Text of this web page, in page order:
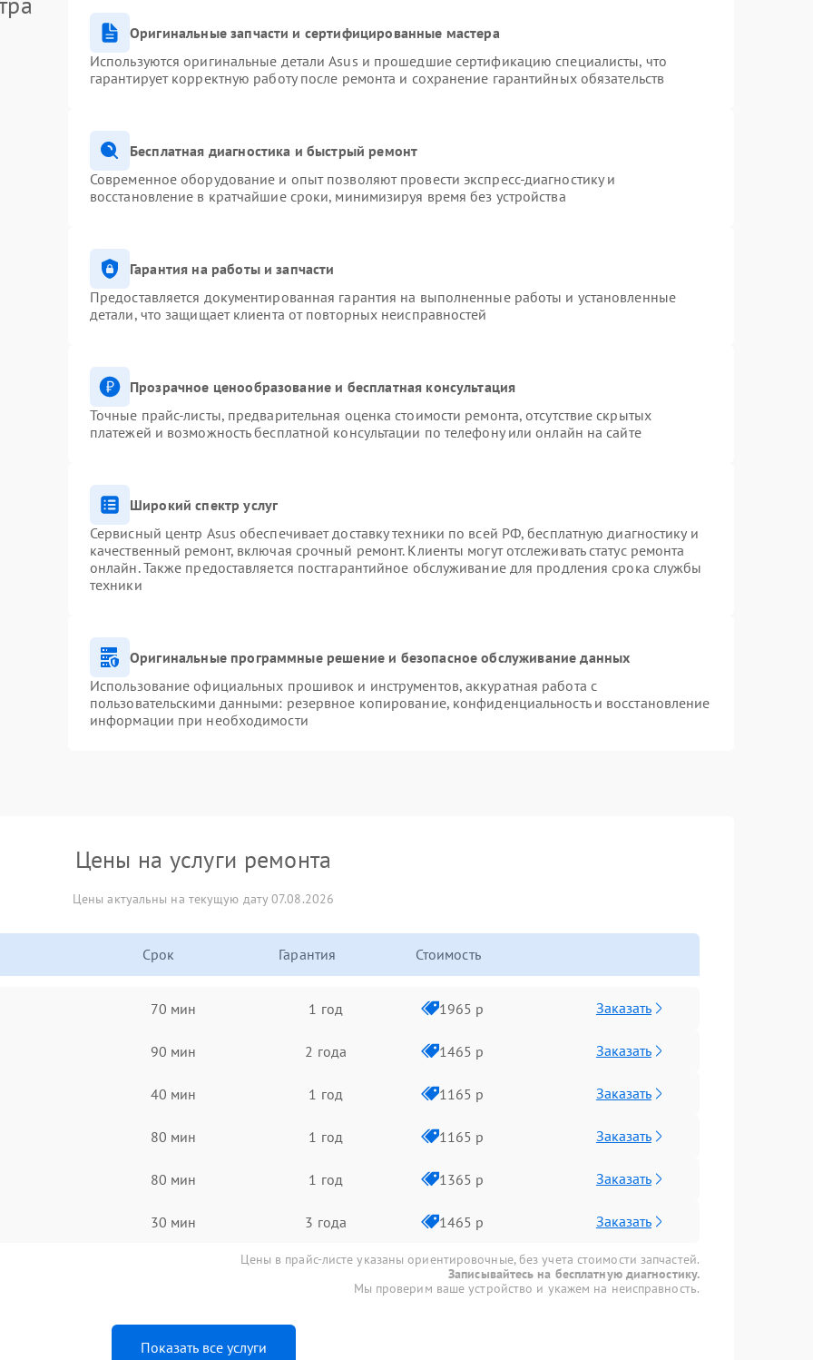
Оригинальные запчасти и сертифицированные мастера
Используются оригинальные детали Asus и прошедшие сертификацию специалисты, что
гарантирует корректную работу после ремонта и сохранение гарантийных обязательств
Бесплатная диагностика и быстрый ремонт
Современное оборудование и опыт позволяют провести экспресс-диагностику и
восстановление в кратчайшие сроки, минимизируя время без устройства
Гарантия на работы и запчасти
Предоставляется документированная гарантия на выполненные работы и установленные
детали, что защищает клиента от повторных неисправностей
Прозрачное ценообразование и бесплатная консультация
Точные прайс-листы, предварительная оценка стоимости ремонта, отсутствие скрытых
платежей и возможность бесплатной консультации по телефону или онлайн на сайте
Широкий спектр услуг
Сервисный центр Asus обеспечивает доставку техники по всей РФ, бесплатную диагностику и
качественный ремонт, включая срочный ремонт. Клиенты могут отслеживать статус ремонта
онлайн. Также предоставляется постгарантийное обслуживание для продления срока службы
техники
Оригинальные программные решение и безопасное обслуживание данных
Использование официальных прошивок и инструментов, аккуратная работа с
пользовательскими данными: резервное копирование, конфиденциальность и восстановление
информации при необходимости
Цены на услуги ремонта
Цены актуальны на текущую дату 07.08.2026
Срок Гарантия Стоимость
70 мин 1 год 1965 р Заказать
90 мин 2 года 1465 р Заказать
40 мин 1 год 1165 р Заказать
80 мин 1 год 1165 р Заказать
80 мин 1 год 1365 р Заказать
30 мин 3 года 1465 р Заказать
Цены в прайс-листе указаны ориентировочные, без учета стоимости запчастей.
Записывайтесь на бесплатную диагностику.
Мы проверим ваше устройство и укажем на неисправность.
Показать все услуги